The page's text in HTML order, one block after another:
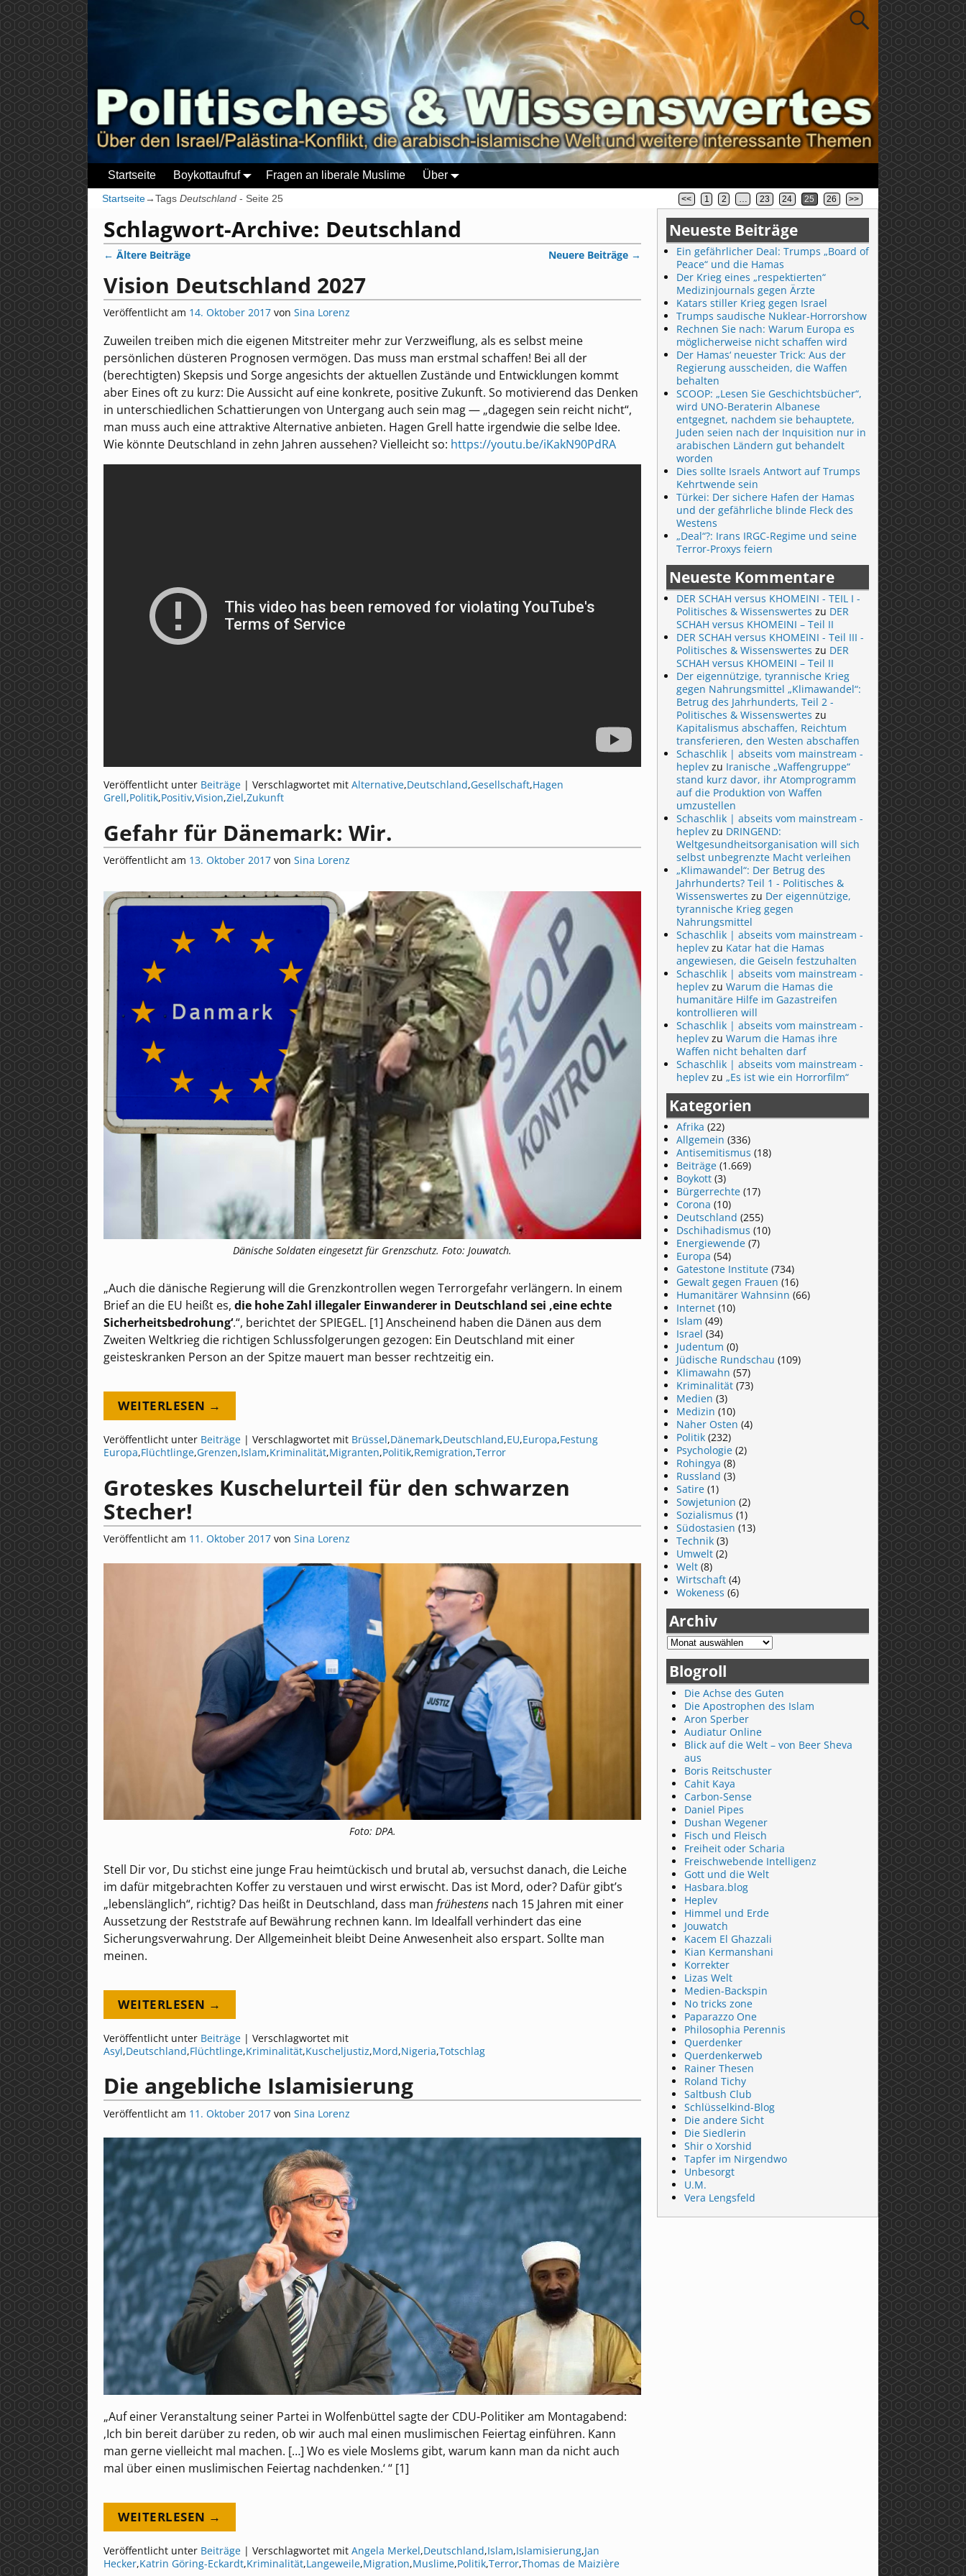
Startseite Boykottaufruf Fragen an liberale Muslime Über
Startseite→Tags Deutschland - Seite 25 << 1 2 … 23 24 25 26 >>
Schlagwort-Archive: Deutschland
← Ältere Beiträge Neuere Beiträge →
Vision Deutschland 2027
Veröffentlicht am 14. Oktober 2017 von Sina Lorenz
Zuweilen treiben mich die eigenen Mitstreiter mehr zur Verzweiflung, als es selbst meine
persönlichen düsteren Prognosen vermögen. Das muss man erstmal schaffen! Bei all der
(berechtigten) Skepsis und Sorge angesichts der aktuellen Zustände und Entwicklungen kommt
aber Eines oft zu kurz: Die Aussicht auf eine konkrete, positive Zukunft. So motivierend das Denken
in unterschiedlichen Schattierungen von Untergang auch sein mag — „dagegen sein reicht nicht“,
man muss auch eine attraktive Alternative anbieten. Hagen Grell hatte irgendwie die selbe Idee.
Wie könnte Deutschland in zehn Jahren aussehen? Vielleicht so: https://youtu.be/iKakN90PdRA
Veröffentlicht unter Beiträge | Verschlagwortet mit Alternative,Deutschland,Gesellschaft,Hagen
Grell,Politik,Positiv,Vision,Ziel,Zukunft
Gefahr für Dänemark: Wir.
Veröffentlicht am 13. Oktober 2017 von Sina Lorenz
Dänische Soldaten eingesetzt für Grenzschutz. Foto: Jouwatch.
„Auch die dänische Regierung will die Grenzkontrollen wegen Terrorgefahr verlängern. In einem
Brief an die EU heißt es, die hohe Zahl illegaler Einwanderer in Deutschland sei ‚eine echte
Sicherheitsbedrohung‘.“, berichtet der SPIEGEL. [1] Anscheinend haben die Dänen aus dem
Zweiten Weltkrieg die richtigen Schlussfolgerungen gezogen: Ein Deutschland mit einer
geisteskranken Person an der Spitze mauert man besser rechtzeitig ein.
WEITERLESEN →
Veröffentlicht unter Beiträge | Verschlagwortet mit Brüssel,Dänemark,Deutschland,EU,Europa,Festung
Europa,Flüchtlinge,Grenzen,Islam,Kriminalität,Migranten,Politik,Remigration,Terror
Groteskes Kuschelurteil für den schwarzen
Stecher!
Veröffentlicht am 11. Oktober 2017 von Sina Lorenz
Foto: DPA.
Stell Dir vor, Du stichst eine junge Frau heimtückisch und brutal ab, versuchst danach, die Leiche
im dafür mitgebrachten Koffer zu verstauen und wirst erwischt. Das ist Mord, oder? Dafür gibt’s
„lebenslänglich“, richtig? Das heißt in Deutschland, dass man frühestens nach 15 Jahren mit einer
Aussetzung der Reststrafe auf Bewährung rechnen kann. Im Idealfall verhindert das eine
Sicherungsverwahrung. Der Allgemeinheit bleibt Deine Anwesenheit also erspart. Sollte man
meinen.
WEITERLESEN →
Veröffentlicht unter Beiträge | Verschlagwortet mit
Asyl,Deutschland,Flüchtlinge,Kriminalität,Kuscheljustiz,Mord,Nigeria,Totschlag
Die angebliche Islamisierung
Veröffentlicht am 11. Oktober 2017 von Sina Lorenz
„Auf einer Veranstaltung seiner Partei in Wolfenbüttel sagte der CDU-Politiker am Montagabend:
‚Ich bin bereit darüber zu reden, ob wir auch mal einen muslimischen Feiertag einführen. Kann
man gerne vielleicht mal machen. […] Wo es viele Moslems gibt, warum kann man da nicht auch
mal über einen muslimischen Feiertag nachdenken.‘ “ [1]
WEITERLESEN →
Veröffentlicht unter Beiträge | Verschlagwortet mit Angela Merkel,Deutschland,Islam,Islamisierung,Jan
Hecker,Katrin Göring-Eckardt,Kriminalität,Langeweile,Migration,Muslime,Politik,Terror,Thomas de Maizière
Neueste Beiträge
Ein gefährlicher Deal: Trumps „Board of
Peace“ und die Hamas
Der Krieg eines „respektierten“
Medizinjournals gegen Ärzte
Katars stiller Krieg gegen Israel
Trumps saudische Nuklear-Horrorshow
Rechnen Sie nach: Warum Europa es
möglicherweise nicht schaffen wird
Der Hamas‘ neuester Trick: Aus der
Regierung ausscheiden, die Waffen
behalten
SCOOP: „Lesen Sie Geschichtsbücher“,
wird UNO-Beraterin Albanese
entgegnet, nachdem sie behauptete,
Juden seien nach der Inquisition nur in
arabischen Ländern gut behandelt
worden
Dies sollte Israels Antwort auf Trumps
Kehrtwende sein
Türkei: Der sichere Hafen der Hamas
und der gefährliche blinde Fleck des
Westens
„Deal“?: Irans IRGC-Regime und seine
Terror-Proxys feiern
Neueste Kommentare
DER SCHAH versus KHOMEINI - TEIL I -
Politisches & Wissenswertes zu DER
SCHAH versus KHOMEINI – Teil II
DER SCHAH versus KHOMEINI - Teil III -
Politisches & Wissenswertes zu DER
SCHAH versus KHOMEINI – Teil II
Der eigennützige, tyrannische Krieg
gegen Nahrungsmittel „Klimawandel“:
Betrug des Jahrhunderts, Teil 2 -
Politisches & Wissenswertes zu
Kapitalismus abschaffen, Reichtum
transferieren, den Westen abschaffen
Schaschlik | abseits vom mainstream -
heplev zu Iranische „Waffengruppe“
stand kurz davor, ihr Atomprogramm
auf die Produktion von Waffen
umzustellen
Schaschlik | abseits vom mainstream -
heplev zu DRINGEND:
Weltgesundheitsorganisation will sich
selbst unbegrenzte Macht verleihen
„Klimawandel“: Der Betrug des
Jahrhunderts? Teil 1 - Politisches &
Wissenswertes zu Der eigennützige,
tyrannische Krieg gegen
Nahrungsmittel
Schaschlik | abseits vom mainstream -
heplev zu Katar hat die Hamas
angewiesen, die Geiseln festzuhalten
Schaschlik | abseits vom mainstream -
heplev zu Warum die Hamas die
humanitäre Hilfe im Gazastreifen
kontrollieren will
Schaschlik | abseits vom mainstream -
heplev zu Warum die Hamas ihre
Waffen nicht behalten darf
Schaschlik | abseits vom mainstream -
heplev zu „Es ist wie ein Horrorfilm“
Kategorien
Afrika (22)
Allgemein (336)
Antisemitismus (18)
Beiträge (1.669)
Boykott (3)
Bürgerrechte (17)
Corona (10)
Deutschland (255)
Dschihadismus (10)
Energiewende (7)
Europa (54)
Gatestone Institute (734)
Gewalt gegen Frauen (16)
Humanitärer Wahnsinn (66)
Internet (10)
Islam (49)
Israel (34)
Judentum (0)
Jüdische Rundschau (109)
Klimawahn (57)
Kriminalität (73)
Medien (3)
Medizin (10)
Naher Osten (4)
Politik (232)
Psychologie (2)
Rohingya (8)
Russland (3)
Satire (1)
Sowjetunion (2)
Sozialismus (1)
Südostasien (13)
Technik (3)
Umwelt (2)
Welt (8)
Wirtschaft (4)
Wokeness (6)
Archiv
Blogroll
Die Achse des Guten
Die Apostrophen des Islam
Aron Sperber
Audiatur Online
Blick auf die Welt – von Beer Sheva
aus
Boris Reitschuster
Cahit Kaya
Carbon-Sense
Daniel Pipes
Dushan Wegener
Fisch und Fleisch
Freiheit oder Scharia
Freischwebende Intelligenz
Gott und die Welt
Hasbara.blog
Heplev
Himmel und Erde
Jouwatch
Kacem El Ghazzali
Kian Kermanshani
Korrekter
Lizas Welt
Medien-Backspin
No tricks zone
Paparazzo One
Philosophia Perennis
Querdenker
Querdenkerweb
Rainer Thesen
Roland Tichy
Saltbush Club
Schlüsselkind-Blog
Die andere Sicht
Die Siedlerin
Shir o Xorshid
Tapfer im Nirgendwo
Unbesorgt
U.M.
Vera Lengsfeld